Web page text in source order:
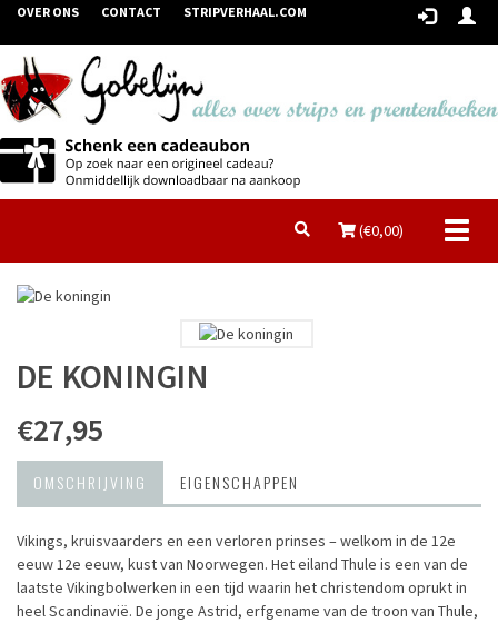
OVER ONS CONTACT STRIPVERHAAL.COM
(€0,00)
DE KONINGIN
€27,95
OMSCHRIJVING EIGENSCHAPPEN
Vikings, kruisvaarders en een verloren prinses – welkom in de 12e
eeuw 12e eeuw, kust van Noorwegen. Het eiland Thule is een van de
laatste Vikingbolwerken in een tijd waarin het christendom oprukt in
heel Scandinavië. De jonge Astrid, erfgename van de troon van Thule,